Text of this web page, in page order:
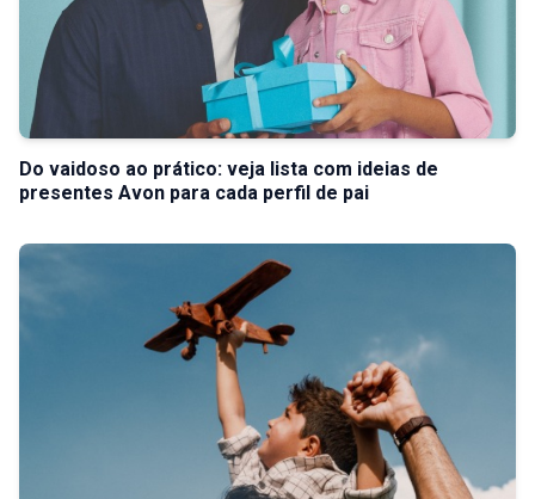
Do vaidoso ao prático: veja lista com ideias de
presentes Avon para cada perfil de pai